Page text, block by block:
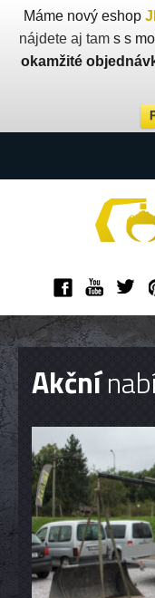
Máme nový eshop
nájdete aj tams s
okamžité
Akční